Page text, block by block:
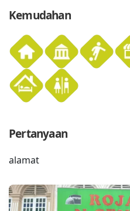
Kemudahan
Pertanyaan
alamat